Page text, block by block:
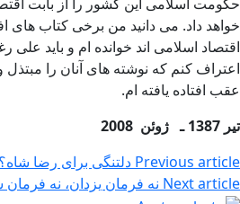
خواهد داد. می دانید من برخی کتاب های
اقتصاد اسلامی اند خوانده ام و باید
اعتراف کنم که نوشته های آنان را
عقب افتاده یافته ام.
تير 1387 ـ ژوئن 2008
Previous article دلتنگی برای رضا
Next article نه فرمان يزدان، نه